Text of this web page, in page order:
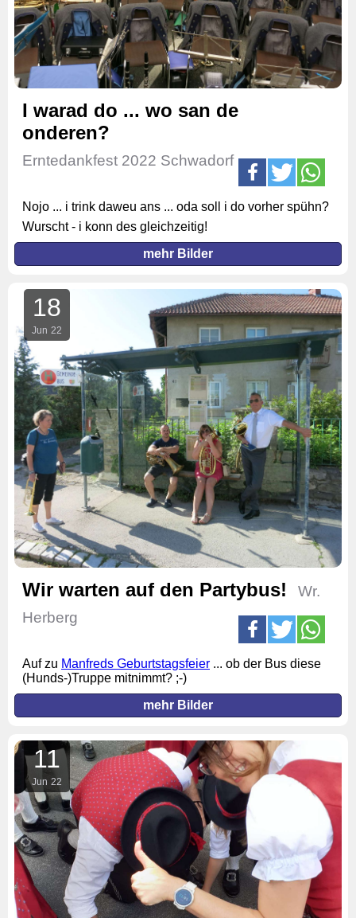
I warad do ... wo san de
onderen?
Erntedankfest 2022 Schwadorf
Nojo ... i trink daweu ans ... oda soll i do vorher spühn?
Wurscht - i konn des gleichzeitig!
mehr Bilder
18
Jun 22
Wir warten auf den Partybus!
Wr.
Herberg
Auf zu Manfreds Geburtstagsfeier ... ob der Bus diese
(Hunds-)Truppe mitnimmt? ;-)
mehr Bilder
11
Jun 22